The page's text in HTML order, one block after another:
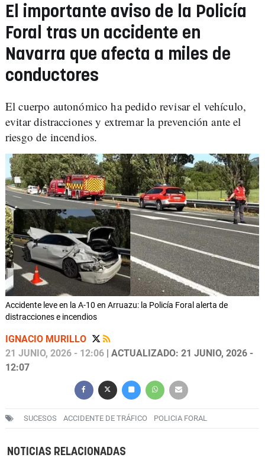
El importante aviso de la Policía
Foral tras un accidente en
Navarra que afecta a miles de
conductores
El cuerpo autonómico ha pedido revisar el vehículo,
evitar distracciones y extremar la prevención ante el
riesgo de incendios.
Accidente leve en la A-10 en Arruazu: la Policía Foral alerta de
distracciones e incendios
IGNACIO MURILLO
21 JUNIO, 2026 - 12:06 | ACTUALIZADO: 21 JUNIO, 2026 -
12:07
SUCESOS ACCIDENTE DE TRÁFICO POLICIA FORAL
NOTICIAS RELACIONADAS